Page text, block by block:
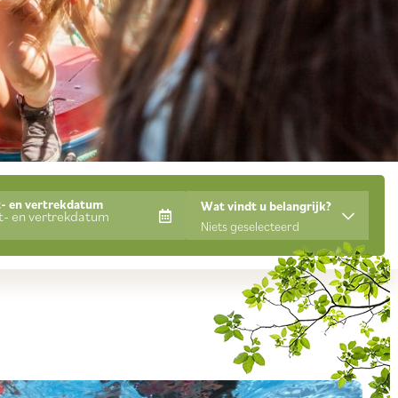
en vertrekdatum
Wat vindt u belangrijk?
Niets geselecteerd